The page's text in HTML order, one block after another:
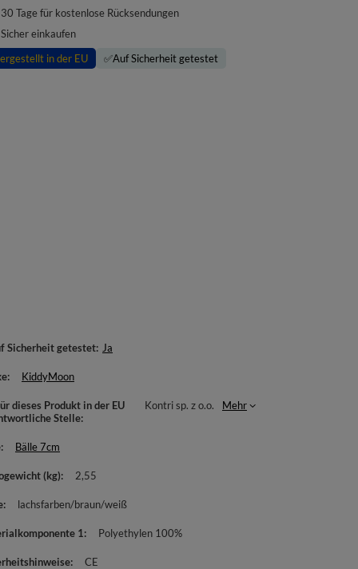
30 Tage für kostenlose Rücksendungen
Sicher einkaufen
in der EU ✅Auf Sicherheit getestet
Sicherheit getestet Ja
KiddyMoon
dieses Produkt in der EU
Stelle
Kontri sp. z o.o. Mehr
Bälle 7cm
(kg) 2,55
lachsfarben/braun/weiß
1 Polyethylen 100%
CE